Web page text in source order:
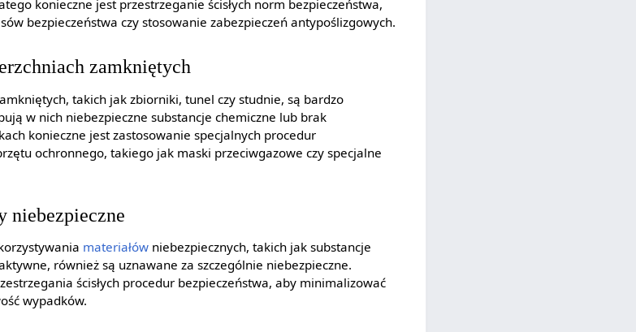
konieczne jest przestrzeganie ścisłych norm bezpieczeństwa,
bezpieczeństwa czy stosowanie zabezpieczeń antypoślizgowych.
zamkniętych
takich jak zbiorniki, tunel czy studnie, są bardzo
w nich niebezpieczne substancje chemiczne lub brak
konieczne jest zastosowanie specjalnych procedur
ochronnego, takiego jak maski przeciwgazowe czy specjalne
niebezpieczne
materiałów niebezpiecznych, takich jak substancje
również są uznawane za szczególnie niebezpieczne.
ścisłych procedur bezpieczeństwa, aby minimalizować
wypadków.